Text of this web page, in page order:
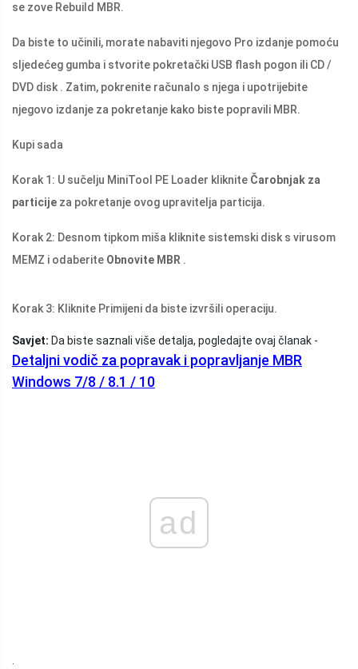
se zove Rebuild MBR.
Da biste to učinili, morate nabaviti njegovo Pro izdanje pomoću
sljedećeg gumba i stvorite pokretački USB flash pogon ili CD /
DVD disk . Zatim, pokrenite računalo s njega i upotrijebite
njegovo izdanje za pokretanje kako biste popravili MBR.
Kupi sada
Korak 1: U sučelju MiniTool PE Loader kliknite Čarobnjak za
particije za pokretanje ovog upravitelja particija.
Korak 2: Desnom tipkom miša kliknite sistemski disk s virusom
MEMZ i odaberite Obnovite MBR .
Korak 3: Kliknite Primijeni da biste izvršili operaciju.
Savjet: Da biste saznali više detalja, pogledajte ovaj članak -
Detaljni vodič za popravak i popravljanje MBR
Windows 7/8 / 8.1 / 10
ad